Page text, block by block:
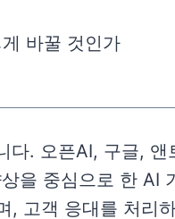
바꿀 것인가
다. 오픈AI, 구글, 앤
을 중심으로 한 AI
, 고객 응대를 처리